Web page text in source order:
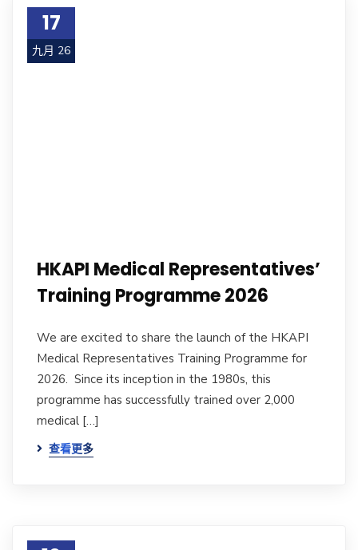
17
九月 26
HKAPI Medical Representatives’
Training Programme 2026
We are excited to share the launch of the HKAPI
Medical Representatives Training Programme for
2026. Since its inception in the 1980s, this
programme has successfully trained over 2,000
medical […]
查看更多